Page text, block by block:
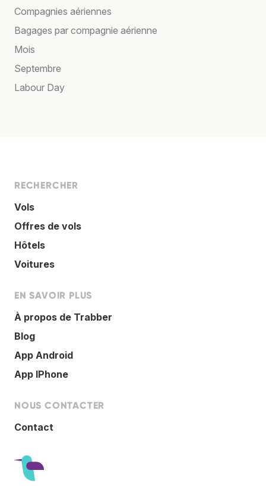
Compagnies aériennes
Bagages par compagnie aérienne
Mois
Septembre
Labour Day
RECHERCHER
Vols
Offres de vols
Hôtels
Voitures
EN SAVOIR PLUS
À propos de Trabber
Blog
App Android
App IPhone
NOUS CONTACTER
Contact